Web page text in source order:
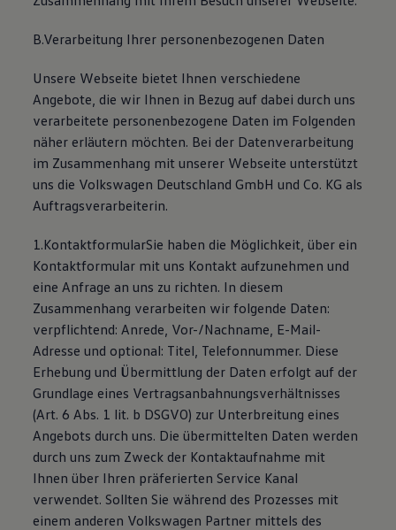
Lifestyle
Transport
Elektromobilität
Volkswagen R
Pannen- und Unfallhilfe
Volkswagen Kundenbetreuung
B.Verarbeitung Ihrer personenbezogenen Daten
Unsere Webseite bietet Ihnen verschiedene
Angebote, die wir Ihnen in Bezug auf dabei durch uns
verarbeitete personenbezogene Daten im Folgenden
näher erläutern möchten. Bei der Datenverarbeitung
im Zusammenhang mit unserer Webseite unterstützt
uns die Volkswagen Deutschland GmbH und Co. KG als
Auftragsverarbeiterin.
1.KontaktformularSie haben die Möglichkeit, über ein
Kontaktformular mit uns Kontakt aufzunehmen und
eine Anfrage an uns zu richten. In diesem
Zusammenhang verarbeiten wir folgende Daten:
verpflichtend: Anrede, Vor-/Nachname, E-Mail-
Adresse und optional: Titel, Telefonnummer. Diese
Erhebung und Übermittlung der Daten erfolgt auf der
Grundlage eines Vertragsanbahnungsverhältnisses
(Art. 6 Abs. 1 lit. b DSGVO) zur Unterbreitung eines
Angebots durch uns. Die übermittelten Daten werden
durch uns zum Zweck der Kontaktaufnahme mit
Ihnen über Ihren präferierten Service Kanal
verwendet. Sollten Sie während des Prozesses mit
einem anderen Volkswagen Partner mittels des